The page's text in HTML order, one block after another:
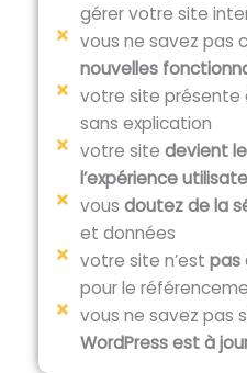
gérer votre site
vous ne savez pas
nouvelles
votre site présente
sans explication
votre site devient
l’expérience
vous doutez de la
et données
votre site n’est pas
pour le
vous ne savez pas
WordPress est à